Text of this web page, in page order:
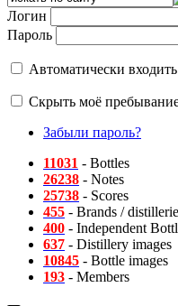
Логин
Пароль
Автоматически
Скрыть моё
Забыли пароль?
11031 - Bottles
26238 - Notes
25738 - Scores
455 - Brands /
400 - Independent
637 - Distillery images
10845 - Bottle images
193 - Members